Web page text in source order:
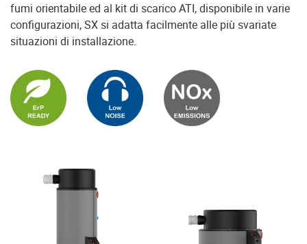
fumi orientabile ed al kit di scarico ATI, disponibile in varie
configurazioni, SX si adatta facilmente alle più svariate
situazioni di installazione.